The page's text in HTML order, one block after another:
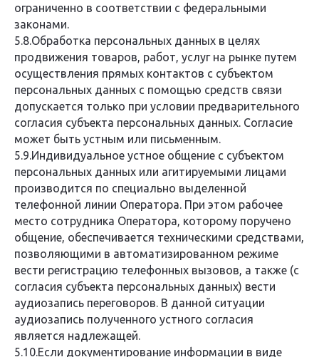
ограниченно в соответствии с федеральными
законами.
5.8.Обработка персональных данных в целях
продвижения товаров, работ, услуг на рынке путем
осуществления прямых контактов с субъектом
персональных данных с помощью средств связи
допускается только при условии предварительного
согласия субъекта персональных данных. Согласие
может быть устным или письменным.
5.9.Индивидуальное устное общение с субъектом
персональных данных или агитируемыми лицами
производится по специально выделенной
телефонной линии Оператора. При этом рабочее
место сотрудника Оператора, которому поручено
общение, обеспечивается техническими средствами,
позволяющими в автоматизированном режиме
вести регистрацию телефонных вызовов, а также (с
согласия субъекта персональных данных) вести
аудиозапись переговоров. В данной ситуации
аудиозапись полученного устного согласия
является надлежащей.
5.10.Если документирование информации в виде